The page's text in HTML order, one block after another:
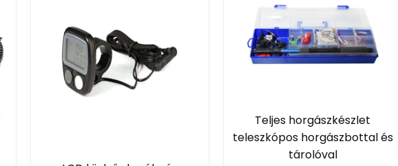
Teljes horgászkészlet
teleszkópos horgászbottal és
tárolóval